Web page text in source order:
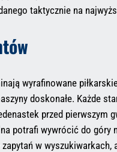
taktycznie na
wyrafinowane
doskonałe. Każde
przed pierwszym
potrafi wywrócić do
w